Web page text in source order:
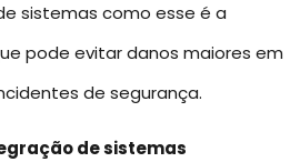
sistemas como esse é a
pode evitar danos maiores em
de segurança.
de sistemas